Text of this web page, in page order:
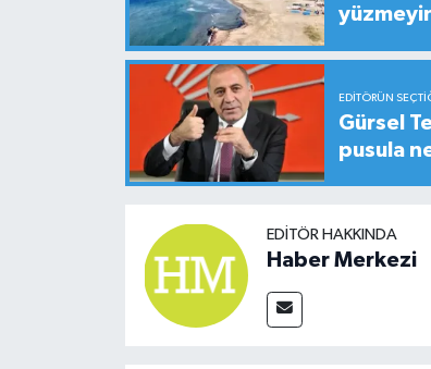
EDITÖRÜN
Gürsel
pusula
EDITÖR HAKKINDA
Haber Merkezi